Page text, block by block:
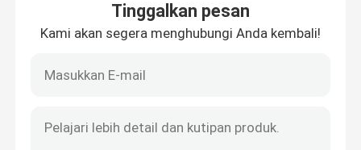
Berita
Tinggalkan pesan
Kami akan segera menghubungi Anda kembali!